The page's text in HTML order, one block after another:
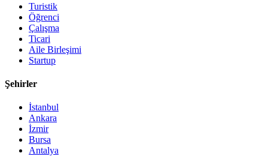
Turistik
Öğrenci
Çalışma
Ticari
Aile Birleşimi
Startup
Şehirler
İstanbul
Ankara
İzmir
Bursa
Antalya